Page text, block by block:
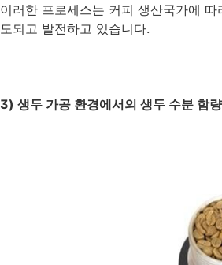
이러한 프로세스는 커피 생산국가에
도되고 발전하고 있습니다.
3) 생두 가공 환경에서의 생두 수분 함